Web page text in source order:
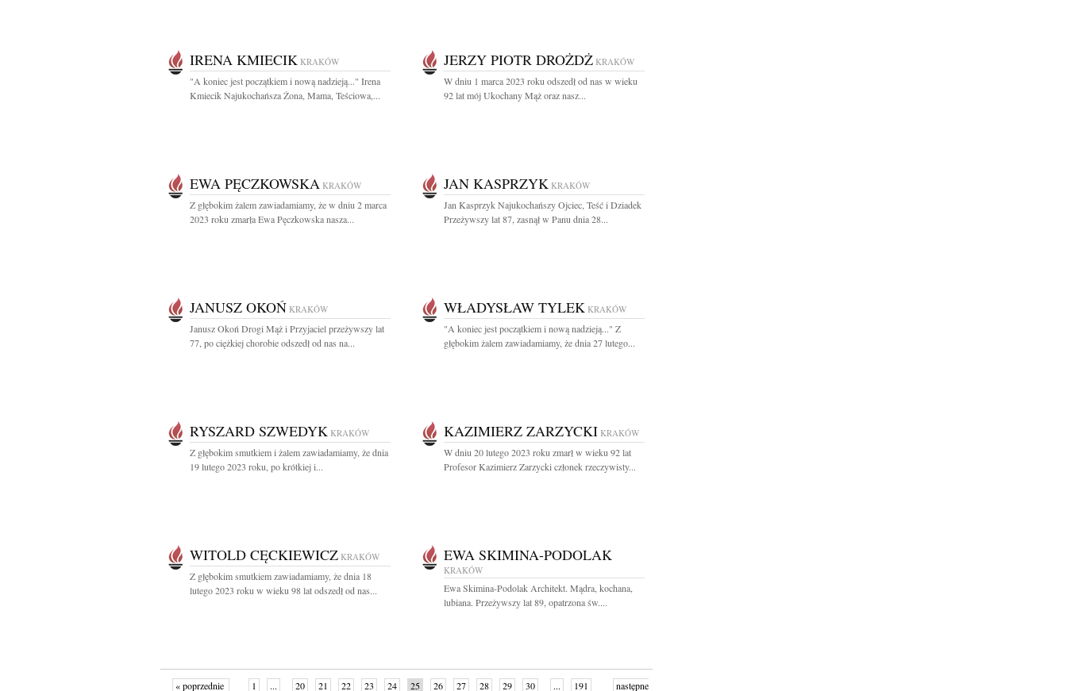
IRENA KMIECIK KRAKÓW
"A koniec jest początkiem i nową nadzieją..." Irena
Kmiecik Najukochańsza Żona, Mama, Teściowa,...
JERZY PIOTR DROŻDŻ KRAKÓW
W dniu 1 marca 2023 roku odszedł od nas w wieku
92 lat mój Ukochany Mąż oraz nasz...
EWA PĘCZKOWSKA KRAKÓW
Z głębokim żalem zawiadamiamy, że w dniu 2 marca
2023 roku zmarła Ewa Pęczkowska nasza...
JAN KASPRZYK KRAKÓW
Jan Kasprzyk Najukochańszy Ojciec, Teść i Dziadek
Przeżywszy lat 87, zasnął w Panu dnia 28...
JANUSZ OKOŃ KRAKÓW
Janusz Okoń Drogi Mąż i Przyjaciel przeżywszy lat
77, po ciężkiej chorobie odszedł od nas na...
WŁADYSŁAW TYLEK KRAKÓW
"A koniec jest początkiem i nową nadzieją..." Z
głębokim żalem zawiadamiamy, że dnia 27 lutego...
RYSZARD SZWEDYK KRAKÓW
Z głębokim smutkiem i żalem zawiadamiamy, że dnia
19 lutego 2023 roku, po krótkiej i...
KAZIMIERZ ZARZYCKI KRAKÓW
W dniu 20 lutego 2023 roku zmarł w wieku 92 lat
Profesor Kazimierz Zarzycki członek rzeczywisty...
WITOLD CĘCKIEWICZ KRAKÓW
Z głębokim smutkiem zawiadamiamy, że dnia 18
lutego 2023 roku w wieku 98 lat odszedł od nas...
EWA SKIMINA-PODOLAK
KRAKÓW
Ewa Skimina-Podolak Architekt. Mądra, kochana,
lubiana. Przeżywszy lat 89, opatrzona św....
« poprzednie 1 ... 20 21 22 23 24 25 26 27 28 29 30 ... 191 następne